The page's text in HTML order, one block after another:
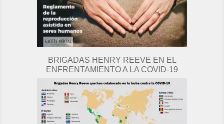
BRIGADAS HENRY REEVE EN EL
ENFRENTAMIENTO A LA COVID-19